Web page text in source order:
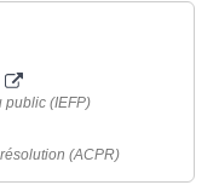
public (IEFP)
(ACPR)